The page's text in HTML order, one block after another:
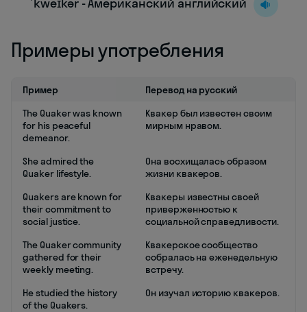
Примеры употребления
Пример
Перевод на русский
The Quaker was known
for his peaceful
demeanor.
Квакер был известен своим
мирным нравом.
She admired the
Quaker lifestyle.
Она восхищалась образом
жизни квакеров.
Quakers are known for
their commitment to
social justice.
Квакеры известны своей
приверженностью к
социальной справедливости.
The Quaker community
gathered for their
weekly meeting.
Квакерское сообщество
собралась на еженедельную
встречу.
He studied the history
of the Quakers.
Он изучал историю квакеров.